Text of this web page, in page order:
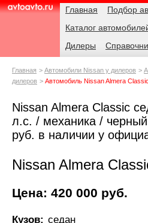
AvtoAvto.ru
Навигация Главная
Подбор
Каталог
Дилеры
Родительские
Главная Автомобили Nissan у дилеров
дилеров
Автомобиль Nissan Almera
Nissan Almera Classic
л.с. / механика /
руб. в наличии у
Nissan Almera
Цена: 420 000 руб.
Кузов: седан